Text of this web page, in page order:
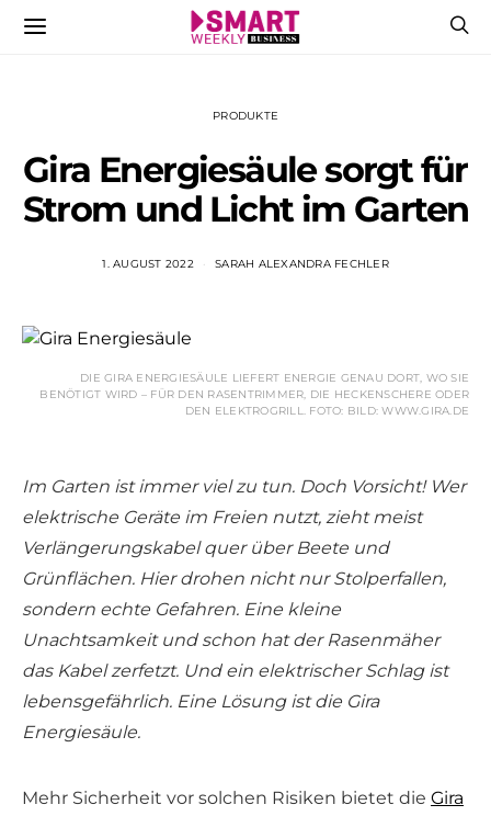
PRODUKTE
Gira Energiesäule sorgt für
Strom und Licht im Garten
1. AUGUST 2022 SARAH ALEXANDRA FECHLER
DIE GIRA ENERGIESÄULE LIEFERT ENERGIE GENAU DORT, WO SIE
BENÖTIGT WIRD – FÜR DEN RASENTRIMMER, DIE HECKENSCHERE ODER
DEN ELEKTROGRILL. FOTO: BILD: WWW.GIRA.DE
Im Garten ist immer viel zu tun. Doch Vorsicht! Wer
elektrische Geräte im Freien nutzt, zieht meist
Verlängerungskabel quer über Beete und
Grünflächen. Hier drohen nicht nur Stolperfallen,
sondern echte Gefahren. Eine kleine
Unachtsamkeit und schon hat der Rasenmäher
das Kabel zerfetzt. Und ein elektrischer Schlag ist
lebensgefährlich. Eine Lösung ist die Gira
Energiesäule.
Mehr Sicherheit vor solchen Risiken bietet die Gira